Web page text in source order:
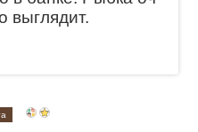
выглядит.